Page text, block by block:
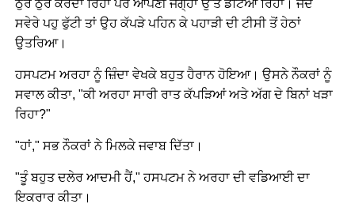
ਠੁਰ ਠੁਰ ਕਰਦਾ ਰਿਹਾ ਪਰ ਆਪਣੀ ਜਗ੍ਹਾ ਉੱਤੇ ਡੱਟਿਆ ਰਿਹਾ। ਜਦੋਂ
ਸਵੇਰੇ ਪਹੁ ਫੁੱਟੀ ਤਾਂ ਉਹ ਕੱਪੜੇ ਪਹਿਨ ਕੇ ਪਹਾੜੀ ਦੀ ਟੀਸੀ ਤੋਂ ਹੇਠਾਂ
ਉਤਰਿਆ।
ਹਸਪਟਮ ਅਰਹਾ ਨੂੰ ਜ਼ਿੰਦਾ ਵੇਖਕੇ ਬਹੁਤ ਹੈਰਾਨ ਹੋਇਆ। ਉਸਨੇ ਨੌਕਰਾਂ ਨੂੰ
ਸਵਾਲ ਕੀਤਾ, "ਕੀ ਅਰਹਾ ਸਾਰੀ ਰਾਤ ਕੱਪੜਿਆਂ ਅਤੇ ਅੱਗ ਦੇ ਬਿਨਾਂ ਖੜਾ
ਰਿਹਾ?"
"ਹਾਂ," ਸਭ ਨੌਕਰਾਂ ਨੇ ਮਿਲਕੇ ਜਵਾਬ ਦਿੱਤਾ।
"ਤੂੰ ਬਹੁਤ ਦਲੇਰ ਆਦਮੀ ਹੈਂ," ਹਸਪਟਮ ਨੇ ਅਰਹਾ ਦੀ ਵਡਿਆਈ ਦਾ
ਇਕਰਾਰ ਕੀਤਾ।